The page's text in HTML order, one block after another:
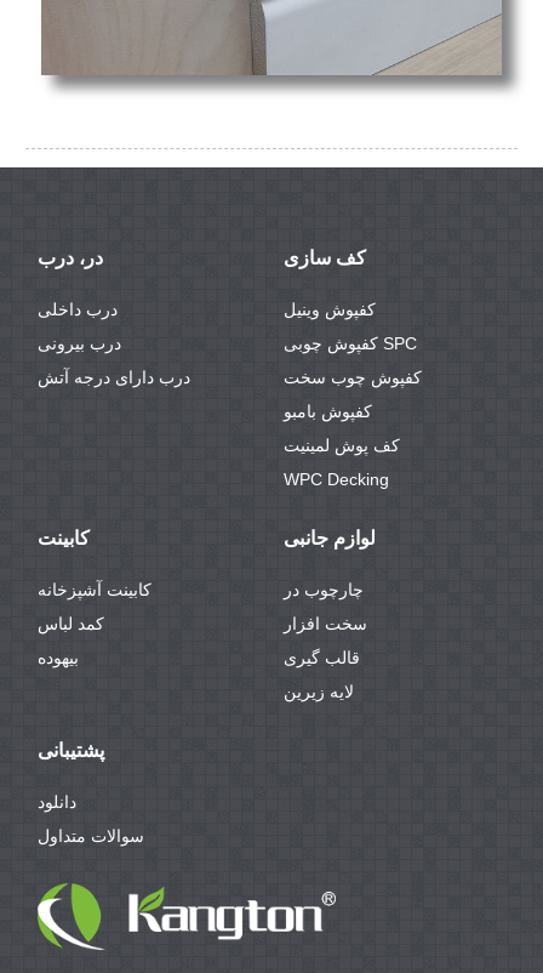
در، درب
درب داخلی
درب بیرونی
درب دارای درجه آتش
کف سازی
کفپوش وینیل
کفپوش چوبی SPC
کفپوش چوب سخت
کفپوش بامبو
کف پوش لمینیت
WPC Decking
کابینت
کابینت آشپزخانه
كمد لباس
بیهوده
لوازم جانبی
چارچوب در
سخت افزار
قالب گیری
لایه زیرین
پشتیبانی
دانلود
سوالات متداول